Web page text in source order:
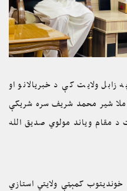
زابل ولایت کې د خبریالانو او
ملا شیر محمد شریف سره شریکې
مقام ویاند مولوي صدیق الله
خوندیتوب کمېټې ولايتي استازي